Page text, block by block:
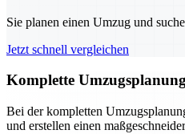
Sie planen einen Umzug und
Jetzt schnell vergleichen
Komplette
Bei der kompletten
und erstellen einen